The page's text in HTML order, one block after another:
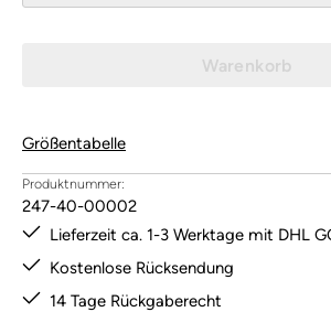
Warenkorb
Größentabelle
Produktnummer:
247-40-00002
Lieferzeit ca. 1-3 Werktage mit DHL
Kostenlose Rücksendung
14 Tage Rückgaberecht